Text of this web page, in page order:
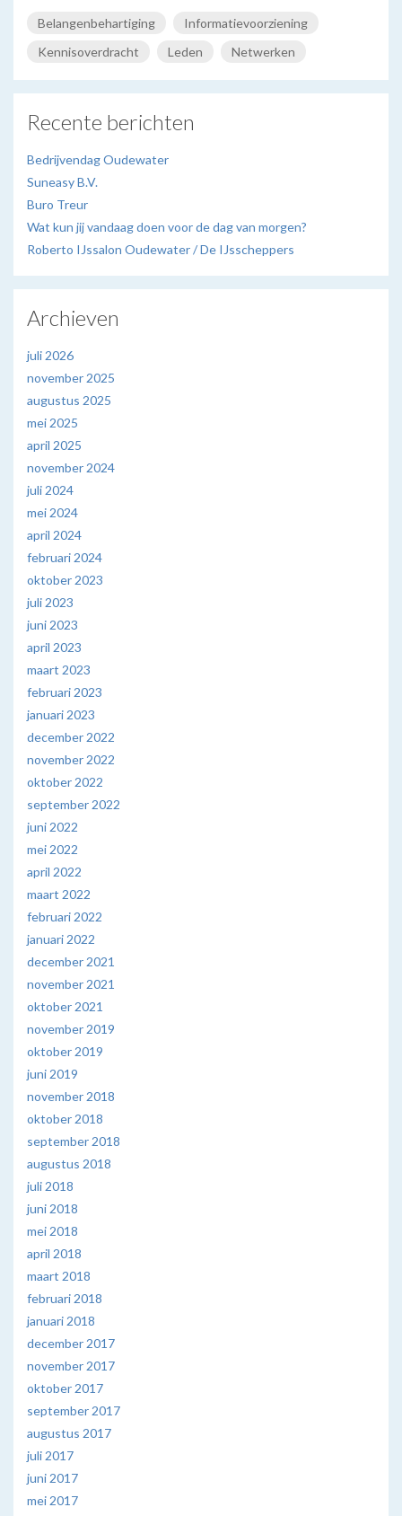
Belangenbehartiging
Informatievoorziening
Kennisoverdracht
Leden Netwerken
Recente berichten
Bedrijvendag Oudewater
Suneasy B.V.
Buro Treur
Wat kun jij vandaag doen voor de dag van morgen?
Roberto IJssalon Oudewater / De IJsscheppers
Archieven
juli 2026
november 2025
augustus 2025
mei 2025
april 2025
november 2024
juli 2024
mei 2024
april 2024
februari 2024
oktober 2023
juli 2023
juni 2023
april 2023
maart 2023
februari 2023
januari 2023
december 2022
november 2022
oktober 2022
september 2022
juni 2022
mei 2022
april 2022
maart 2022
februari 2022
januari 2022
december 2021
november 2021
oktober 2021
november 2019
oktober 2019
juni 2019
november 2018
oktober 2018
september 2018
augustus 2018
juli 2018
juni 2018
mei 2018
april 2018
maart 2018
februari 2018
januari 2018
december 2017
november 2017
oktober 2017
september 2017
augustus 2017
juli 2017
juni 2017
mei 2017